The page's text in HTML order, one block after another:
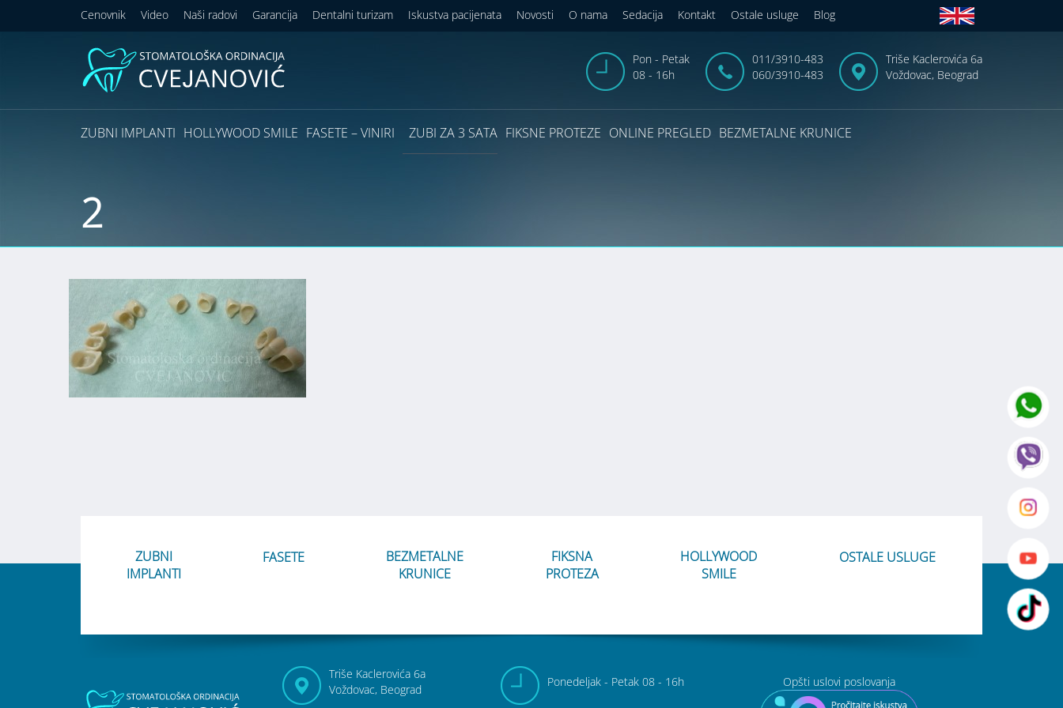
Cenovnik Video Naši radovi Garancija Dentalni turizam Iskustva pacijenata Novosti O nama Sedacija Kontakt Ostale usluge Blog
Pon - Petak
08 - 16h
011/3910-483
060/3910-483
Triše Kaclerovića 6a
Voždovac, Beograd
ZUBNI IMPLANTI HOLLYWOOD SMILE FASETE – VINIRI BEZMETALNE KRUNICE
FIKSNE PROTEZE ONLINE PREGLED
ZUBI ZA 3 SATA
2
ZUBNI
IMPLANTI
FASETE
BEZMETALNE
KRUNICE
FIKSNA
PROTEZA
HOLLYWOOD
SMILE
OSTALE USLUGE
Triše Kaclerovića 6a
Voždovac, Beograd
Ponedeljak - Petak 08 - 16h Opšti uslovi poslovanja